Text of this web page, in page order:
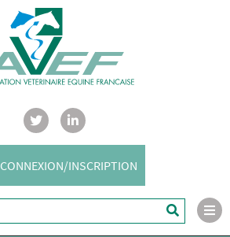
CONNEXION/INSCRIPTION